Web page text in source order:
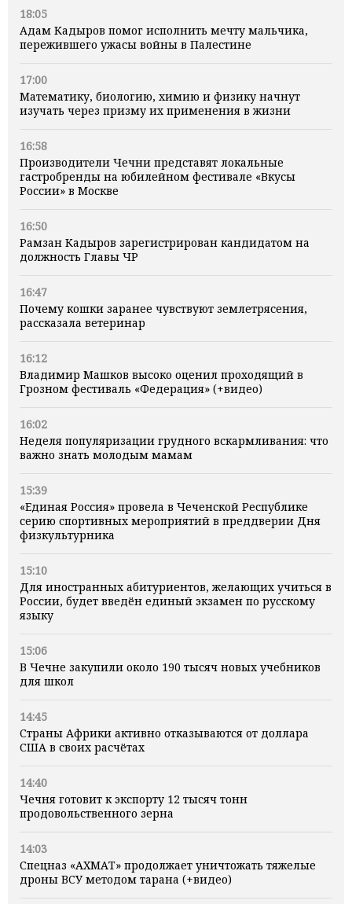
18:05
Адам Кадыров помог исполнить мечту мальчика,
пережившего ужасы войны в Палестине
17:00
Математику, биологию, химию и физику начнут
изучать через призму их применения в жизни
16:58
Производители Чечни представят локальные
гастробренды на юбилейном фестивале «Вкусы
России» в Москве
16:50
Рамзан Кадыров зарегистрирован кандидатом на
должность Главы ЧР
16:47
Почему кошки заранее чувствуют землетрясения,
рассказала ветеринар
16:12
Владимир Машков высоко оценил проходящий в
Грозном фестиваль «Федерация» (+видео)
16:02
Неделя популяризации грудного вскармливания: что
важно знать молодым мамам
15:39
«Единая Россия» провела в Чеченской Республике
серию спортивных мероприятий в преддверии Дня
физкультурника
15:10
Для иностранных абитуриентов, желающих учиться в
России, будет введён единый экзамен по русскому
языку
15:06
В Чечне закупили около 190 тысяч новых учебников
для школ
14:45
Страны Африки активно отказываются от доллара
США в своих расчётах
14:40
Чечня готовит к экспорту 12 тысяч тонн
продовольственного зерна
14:03
Спецназ «АХМАТ» продолжает уничтожать тяжелые
дроны ВСУ методом тарана (+видео)